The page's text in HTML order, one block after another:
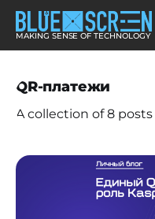
MAKING SENSE OF TECHNOLOGY
QR-платежи
A collection of 8 posts